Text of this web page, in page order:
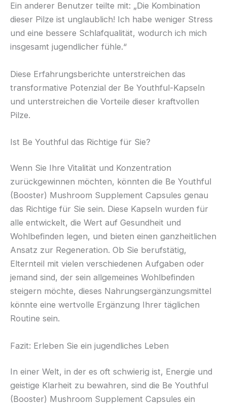
Ein anderer Benutzer teilte mit: „Die Kombination
dieser Pilze ist unglaublich! Ich habe weniger Stress
und eine bessere Schlafqualität, wodurch ich mich
insgesamt jugendlicher fühle.“
Diese Erfahrungsberichte unterstreichen das
transformative Potenzial der Be Youthful-Kapseln
und unterstreichen die Vorteile dieser kraftvollen
Pilze.
Ist Be Youthful das Richtige für Sie?
Wenn Sie Ihre Vitalität und Konzentration
zurückgewinnen möchten, könnten die Be Youthful
(Booster) Mushroom Supplement Capsules genau
das Richtige für Sie sein. Diese Kapseln wurden für
alle entwickelt, die Wert auf Gesundheit und
Wohlbefinden legen, und bieten einen ganzheitlichen
Ansatz zur Regeneration. Ob Sie berufstätig,
Elternteil mit vielen verschiedenen Aufgaben oder
jemand sind, der sein allgemeines Wohlbefinden
steigern möchte, dieses Nahrungsergänzungsmittel
könnte eine wertvolle Ergänzung Ihrer täglichen
Routine sein.
Fazit: Erleben Sie ein jugendliches Leben
In einer Welt, in der es oft schwierig ist, Energie und
geistige Klarheit zu bewahren, sind die Be Youthful
(Booster) Mushroom Supplement Capsules ein